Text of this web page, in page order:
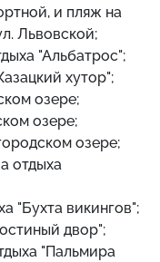
и пляж на
Львовской;
"Альбатрос";
хутор";
озере;
озере;
озере;
отдыха
"Бухта викингов";
двор";
"Пальмира